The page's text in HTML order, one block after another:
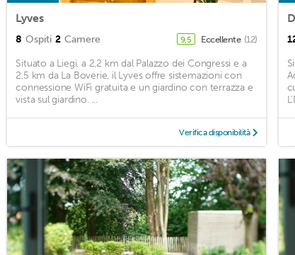
Lyves
8 Ospiti 2 Camere 9,5 Eccellente (12)
Situato a Liegi, a 2,2 km dal Palazzo dei Congressi e a
2,5 km da La Boverie, il Lyves offre sistemazioni con
connessione WiFi gratuita e un giardino con terrazza e
vista sul giardino. ...
Verifica disponibilità